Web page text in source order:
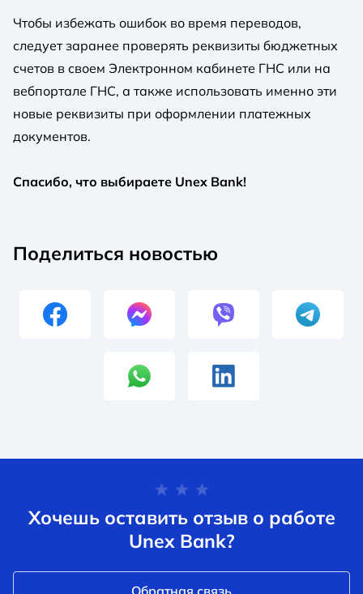
Чтобы избежать ошибок во время переводов,
следует заранее проверять реквизиты бюджетных
счетов в своем Электронном кабинете ГНС или на
вебпортале ГНС, а также использовать именно эти
новые реквизиты при оформлении платежных
документов.
Спасибо, что выбираете Unex Bank!
Поделиться новостью
Хочешь оставить отзыв о работе
Unex Bank?